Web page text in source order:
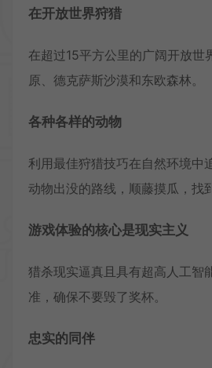
在开放世界狩猎
在超过15平方公里的广阔开放世
原、德克萨斯沙漠和东欧森林。
各种各样的动物
利用最佳狩猎技巧在自然环境中
动物出没的路线，顺藤摸瓜，找
游戏体验的核心是现实主义
猎杀现实逼真且具有超高人工智
准，确保不要毁了奖杯。
忠实的同伴